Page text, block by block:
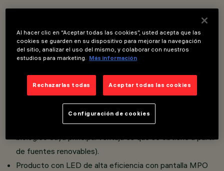
Luminaria 596x596 para instalación en suspensión o
gran índice de reproducción cromático.
Valores de eficiencia energética altos.
Cuerpo en NFPP (Fibra Natural de Polipropileno)
producida con material Bio-Based (material de origen
biológico cuya principal ventaja es que se obtiene a partir
de fuentes renovables).
Producto con LED de alta eficiencia con pantalla MPO
Al hacer clic en “Aceptar todas las cookies”, usted acepta que las
cookies se guarden en su dispositivo para mejorar la navegación
del sitio, analizar el uso del mismo, y colaborar con nuestros
estudios para marketing.
Más información
Rechazarlas todas Aceptar todas las cookies
Configuración de cookies